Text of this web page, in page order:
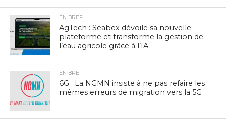
EN BREF
AgTech : Seabex dévoile sa nouvelle
plateforme et transforme la gestion de
l’eau agricole grâce à l’IA
EN BREF
6G : La NGMN insiste à ne pas refaire les
mêmes erreurs de migration vers la 5G